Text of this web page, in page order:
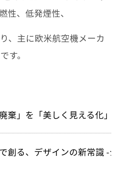
性、低発煙性、
、主に欧米航空機メーカ
す。
」を「美しく見える化」
る、デザインの新常識 -